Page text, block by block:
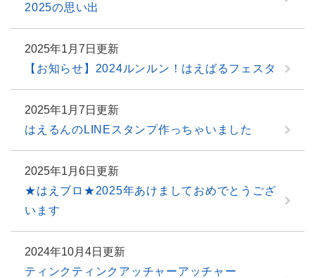
2025の思い出
2025年1月7日更新
【お知らせ】2024ルンルン！はえばるフェスタ
2025年1月7日更新
はえるんのLINEスタンプ作っちゃいました
2025年1月6日更新
★はえブロ★2025年あけましておめでとうござ
います
2024年10月4日更新
ティンクティンクアッチャーアッチャー